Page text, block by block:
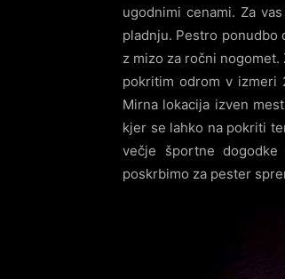
ugodnimi cenami. Za
pladnju. Pestro
z mizo za ročni
pokritim odrom v izmeri
Mirna lokacija izven
kjer se lahko na pokriti
večje športne
poskrbimo za pester